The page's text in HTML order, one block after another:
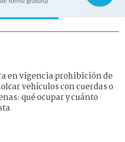
en vigencia prohibición de
vehículos con cuerdas o
qué ocupar y cuánto